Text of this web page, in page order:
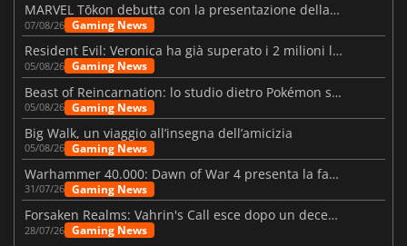
MARVEL Tōkon debutta con la presentazione della roadmap per il primo anno
07/08/26 Gaming News
Resident Evil: Veronica ha già superato i 2 milioni liste dei desideri
05/08/26 Gaming News
Beast of Reincarnation: lo studio dietro Pokémon su una nuova strada
05/08/26 Gaming News
Big Walk, un viaggio all’insegna dell’amicizia
05/08/26 Gaming News
Warhammer 40.000: Dawn of War 4 presenta la fazione dei Necron
31/07/26 Gaming News
Forsaken Realms: Vahrin's Call esce dopo un decennio di sviluppo
28/07/26 Gaming News